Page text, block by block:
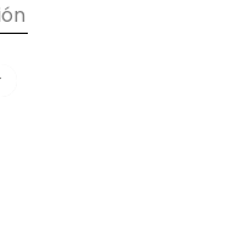
account
adicional de